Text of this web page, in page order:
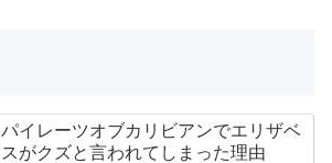
パイレーツオブカリビアンでエリザベ
スがクズと言われてしまった理由